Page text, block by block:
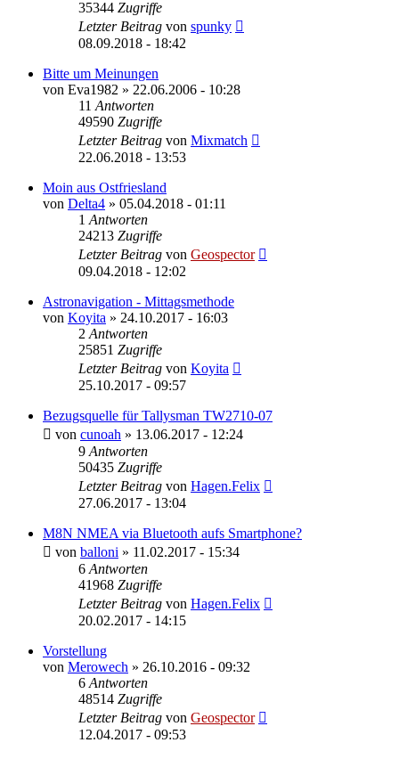
35344 Zugriffe
Letzter Beitrag von spunky
08.09.2018 - 18:42
Bitte um Meinungen
von Eva1982 » 22.06.2006 - 10:28
11 Antworten
49590 Zugriffe
Letzter Beitrag von Mixmatch
22.06.2018 - 13:53
Moin aus Ostfriesland
von Delta4 » 05.04.2018 - 01:11
1 Antworten
24213 Zugriffe
Letzter Beitrag von Geospector
09.04.2018 - 12:02
Astronavigation - Mittagsmethode
von Koyita » 24.10.2017 - 16:03
2 Antworten
25851 Zugriffe
Letzter Beitrag von Koyita
25.10.2017 - 09:57
Bezugsquelle für Tallysman TW2710-07
von cunoah » 13.06.2017 - 12:24
9 Antworten
50435 Zugriffe
Letzter Beitrag von Hagen.Felix
27.06.2017 - 13:04
M8N NMEA via Bluetooth aufs Smartphone?
von balloni » 11.02.2017 - 15:34
6 Antworten
41968 Zugriffe
Letzter Beitrag von Hagen.Felix
20.02.2017 - 14:15
Vorstellung
von Merowech » 26.10.2016 - 09:32
6 Antworten
48514 Zugriffe
Letzter Beitrag von Geospector
12.04.2017 - 09:53